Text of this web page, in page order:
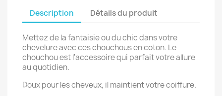
Description Détails du produit
Mettez de la fantaisie ou du chic dans votre
chevelure avec ces chouchous en coton. Le
chouchou est l'accessoire qui parfait votre allure
au quotidien.
Doux pour les cheveux, il maintient votre coiffure.